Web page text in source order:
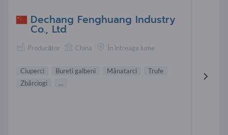
Dechang Fenghuang Industry
Co., Ltd
Producător China În întreaga lume
Ciuperci Bureti galbeni Mânatarci
Trufe
Zbârciogi
...